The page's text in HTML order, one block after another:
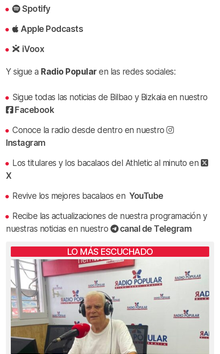
Spotify
Apple Podcasts
iVoox
Y sigue a Radio Popularen las redes sociales:
Sigue todas las noticias de Bilbao y Bizkaia en nuestro
Facebook
Conoce la radio desde dentro en nuestro
Instagram
Los titulares y los bacalaos del Athletic al minuto en
X
Revive los mejores bacalaos en YouTube
Recibe las actualizaciones de nuestra programación y
nuestras noticias en nuestro
canal de Telegram
LO MÁS ESCUCHADO